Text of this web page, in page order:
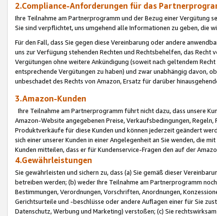
2.Compliance-Anforderungen für das
Ihre Teilnahme am Partnerprogramm und der Bezug einer Vergütung
Sie sind verpflichtet, uns umgehend alle Informationen zu geben, die
Für den Fall, dass Sie gegen diese Vereinbarung oder andere
uns zur Verfügung stehenden Rechten und Rechtsbehelfen, das
Vergütungen ohne weitere Ankündigung (soweit nach geltendem
entsprechende Vergütungen zu haben) und zwar unabhängig davon,
unbeschadet des Rechts von Amazon, Ersatz für darüber
3.Amazon-Kunden
Ihre Teilnahme am Partnerprogramm führt nicht dazu, dass unsere
Amazon-Website angegebenen Preise, Verkaufsbedingungen,
Produktverkäufe für diese Kunden und können jederzeit geändert
sich einer unserer Kunden in einer Angelegenheit an Sie wenden, die
Kunden mitteilen, dass er für Kundenservice-Fragen den auf der
4.Gewährleistungen
Sie gewährleisten und sichern zu, dass (a) Sie gemäß dieser
betreiben werden; (b) weder Ihre Teilnahme am Partnerprogramm
Bestimmungen, Verordnungen, Vorschriften, Anordnungen,
Gerichtsurteile und -beschlüsse oder andere Auflagen einer für Sie
Datenschutz, Werbung und Marketing) verstoßen; (c) Sie